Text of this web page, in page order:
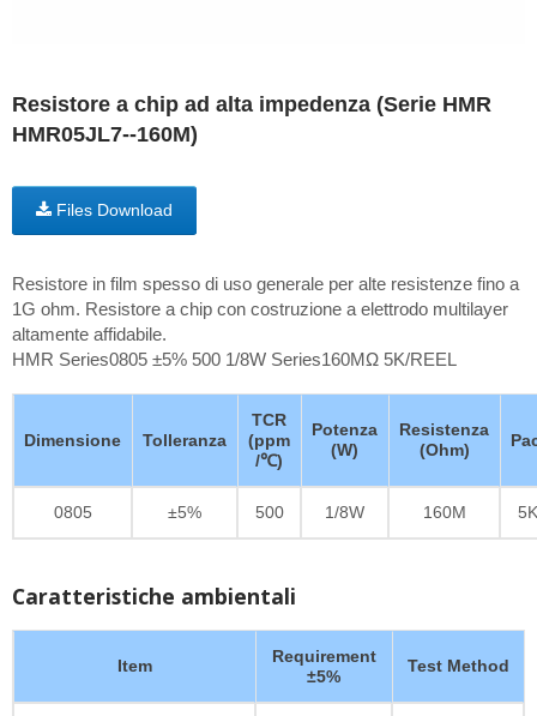
Resistore a chip ad alta impedenza (Serie HMR
HMR05JL7--160M)
Files Download
Resistore in film spesso di uso generale per alte resistenze fino a
1G ohm. Resistore a chip con costruzione a elettrodo multilayer
altamente affidabile.
HMR Series0805 ±5% 500 1/8W Series160MΩ 5K/REEL
Dimensione Tolleranza
TCR
(ppm
/℃)
Potenza
(W)
Resistenza
(Ohm)
0805 ±5% 500 1/8W 160M
Caratteristiche ambientali
Item
Requirement
±5%
Test Method